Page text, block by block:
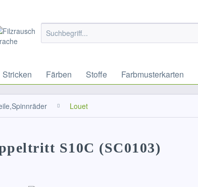
Stricken Färben Stoffe Farbmusterkarten
Louet
S10C (SC0103)